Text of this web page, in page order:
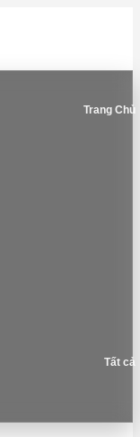
Trang Chủ
Tất cả